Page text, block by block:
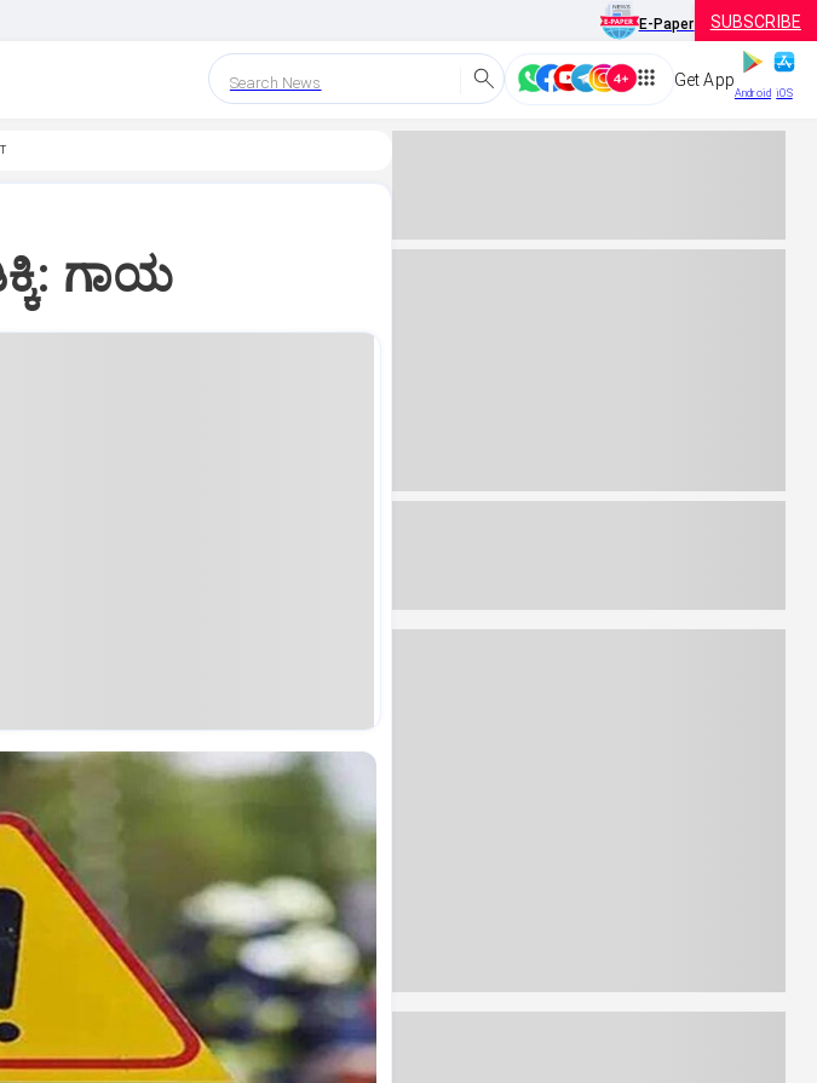
E-Paper SUBSCRIBE
Search News Get App
Android iOS
ಗಾಯ